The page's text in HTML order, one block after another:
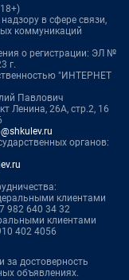
в сфере связи,
коммуникаций
о регистрации: ЭЛ №
г.
"ИНТЕРНЕТ
Павлович
Ленина, 26А, стр.2, 16
органов:
клиентами
982 640 34 32
клиентами
402 4056
за достоверность
объявлениях.